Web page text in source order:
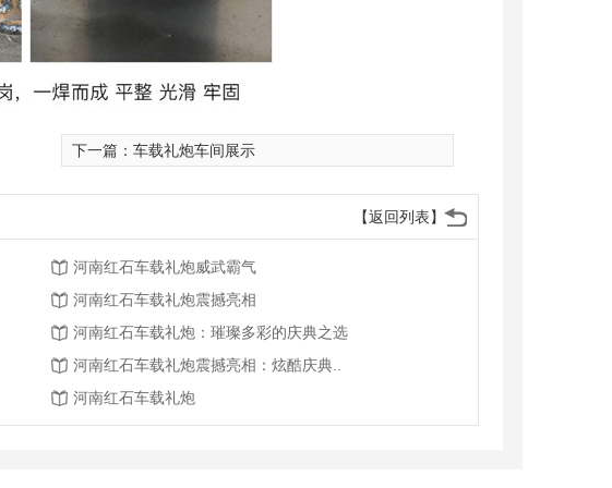
下一篇： 车载礼炮车间展示
【返回列表】
河南红石车载礼炮威武霸气
河南红石车载礼炮震撼亮相
河南红石车载礼炮：璀璨多彩的庆典之选
河南红石车载礼炮震撼亮相：炫酷庆典..
河南红石车载礼炮